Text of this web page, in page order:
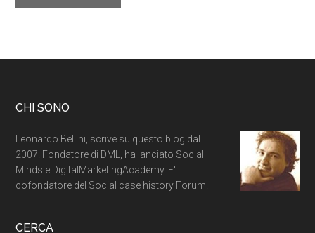
CHI SONO
Leonardo Bellini, scrive su questo blog dal
2007. Fondatore di DML, ha lanciato Social
Minds e DigitalMarketingAcademy. E'
cofondatore del Social case history Forum.
CERCA